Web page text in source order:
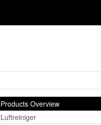
Products Overview
Luftreiniger